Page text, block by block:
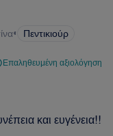
• Πεντικιούρ
Επαληθευμένη αξιολόγηση
και ευγένεια!!